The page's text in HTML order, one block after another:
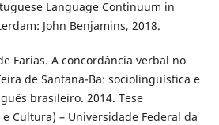
Language Continuum in
John Benjamins, 2018.
Farias. A concordância verbal no
de Santana-Ba: sociolinguística e
brasileiro. 2014. Tese
Cultura) – Universidade Federal da